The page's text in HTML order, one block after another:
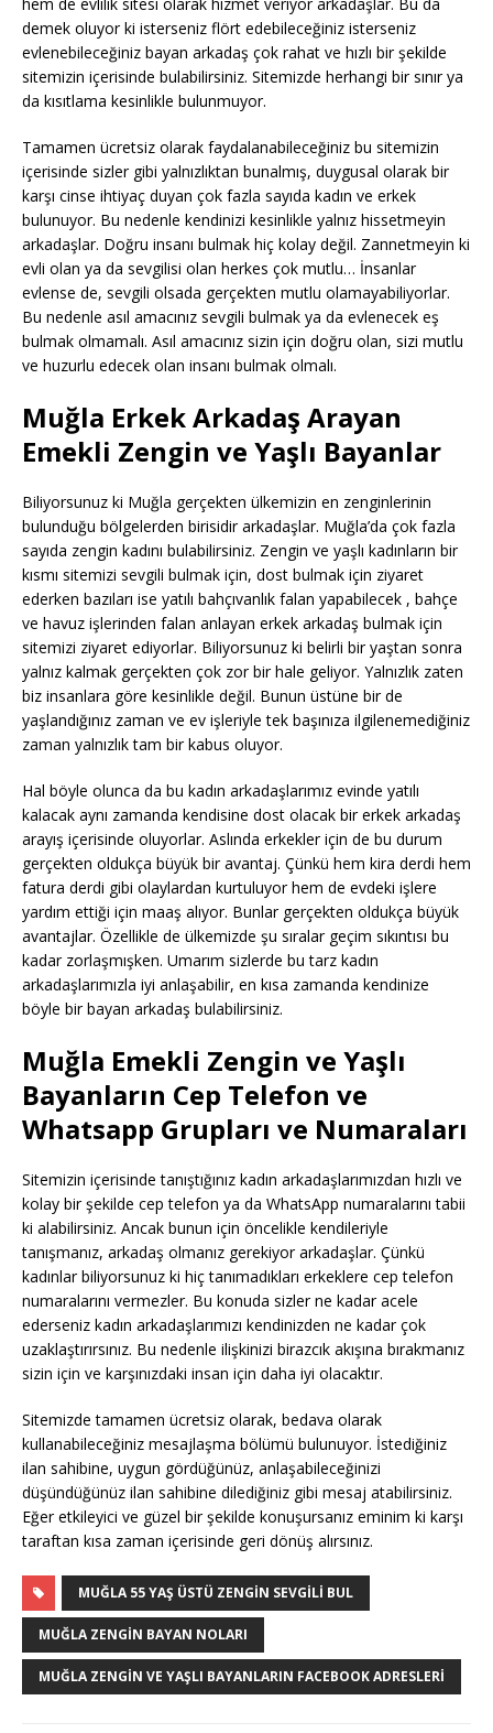
demek oluyor ki isterseniz flört edebileceğiniz isterseniz
evlenebileceğiniz bayan arkadaş çok rahat ve hızlı bir şekilde
sitemizin içerisinde bulabilirsiniz. Sitemizde herhangi bir sınır ya
da kısıtlama kesinlikle bulunmuyor.
Tamamen ücretsiz olarak faydalanabileceğiniz bu sitemizin
içerisinde sizler gibi yalnızlıktan bunalmış, duygusal olarak bir
karşı cinse ihtiyaç duyan çok fazla sayıda kadın ve erkek
bulunuyor. Bu nedenle kendinizi kesinlikle yalnız hissetmeyin
arkadaşlar. Doğru insanı bulmak hiç kolay değil. Zannetmeyin ki
evli olan ya da sevgilisi olan herkes çok mutlu… İnsanlar
evlense de, sevgili olsada gerçekten mutlu olamayabiliyorlar.
Bu nedenle asıl amacınız sevgili bulmak ya da evlenecek eş
bulmak olmamalı. Asıl amacınız sizin için doğru olan, sizi mutlu
ve huzurlu edecek olan insanı bulmak olmalı.
Muğla Erkek Arkadaş Arayan
Emekli Zengin ve Yaşlı Bayanlar
Biliyorsunuz ki Muğla gerçekten ülkemizin en zenginlerinin
bulunduğu bölgelerden birisidir arkadaşlar. Muğla’da çok fazla
sayıda zengin kadını bulabilirsiniz. Zengin ve yaşlı kadınların bir
kısmı sitemizi sevgili bulmak için, dost bulmak için ziyaret
ederken bazıları ise yatılı bahçıvanlık falan yapabilecek , bahçe
ve havuz işlerinden falan anlayan erkek arkadaş bulmak için
sitemizi ziyaret ediyorlar. Biliyorsunuz ki belirli bir yaştan sonra
yalnız kalmak gerçekten çok zor bir hale geliyor. Yalnızlık zaten
biz insanlara göre kesinlikle değil. Bunun üstüne bir de
yaşlandığınız zaman ve ev işleriyle tek başınıza ilgilenemediğiniz
zaman yalnızlık tam bir kabus oluyor.
Hal böyle olunca da bu kadın arkadaşlarımız evinde yatılı
kalacak aynı zamanda kendisine dost olacak bir erkek arkadaş
arayış içerisinde oluyorlar. Aslında erkekler için de bu durum
gerçekten oldukça büyük bir avantaj. Çünkü hem kira derdi hem
fatura derdi gibi olaylardan kurtuluyor hem de evdeki işlere
yardım ettiği için maaş alıyor. Bunlar gerçekten oldukça büyük
avantajlar. Özellikle de ülkemizde şu sıralar geçim sıkıntısı bu
kadar zorlaşmışken. Umarım sizlerde bu tarz kadın
arkadaşlarımızla iyi anlaşabilir, en kısa zamanda kendinize
böyle bir bayan arkadaş bulabilirsiniz.
Muğla Emekli Zengin ve Yaşlı
Bayanların Cep Telefon ve
Whatsapp Grupları ve Numaraları
Sitemizin içerisinde tanıştığınız kadın arkadaşlarımızdan hızlı ve
kolay bir şekilde cep telefon ya da WhatsApp numaralarını tabii
ki alabilirsiniz. Ancak bunun için öncelikle kendileriyle
tanışmanız, arkadaş olmanız gerekiyor arkadaşlar. Çünkü
kadınlar biliyorsunuz ki hiç tanımadıkları erkeklere cep telefon
numaralarını vermezler. Bu konuda sizler ne kadar acele
ederseniz kadın arkadaşlarımızı kendinizden ne kadar çok
uzaklaştırırsınız. Bu nedenle ilişkinizi birazcık akışına bırakmanız
sizin için ve karşınızdaki insan için daha iyi olacaktır.
Sitemizde tamamen ücretsiz olarak, bedava olarak
kullanabileceğiniz mesajlaşma bölümü bulunuyor. İstediğiniz
ilan sahibine, uygun gördüğünüz, anlaşabileceğinizi
düşündüğünüz ilan sahibine dilediğiniz gibi mesaj atabilirsiniz.
Eğer etkileyici ve güzel bir şekilde konuşursanız eminim ki karşı
taraftan kısa zaman içerisinde geri dönüş alırsınız.
MUĞLA 55 YAŞ ÜSTÜ ZENGIN SEVGILI BUL
MUĞLA ZENGIN BAYAN NOLARI
MUĞLA ZENGIN VE YAŞLI BAYANLARIN FACEBOOK ADRESLERI